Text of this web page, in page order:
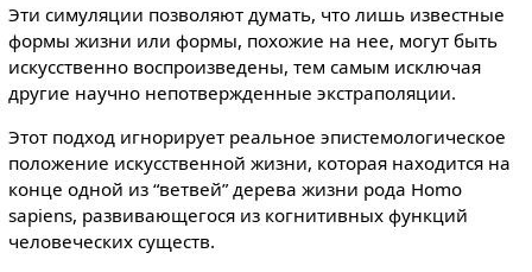
Эти симуляции позволяют думать, что лишь известные
формы жизни или формы, похожие на нее, могут быть
искусственно воспроизведены, тем самым исключая
другие научно непотвержденные экстраполяции.
Этот подход игнорирует реальное эпистемологическое
положение искусственной жизни, которая находится на
конце одной из “ветвей” дерева жизни рода Homo
sapiens, развивающегося из когнитивных функций
человеческих существ.